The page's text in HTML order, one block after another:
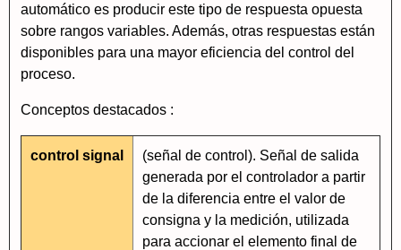
automático es producir este tipo de respuesta opuesta
sobre rangos variables. Además, otras respuestas están
disponibles para una mayor eficiencia del control del
proceso.
Conceptos destacados :
control signal
(señal de control). Señal de salida
generada por el controlador a partir
de la diferencia entre el valor de
consigna y la medición, utilizada
para accionar el elemento final de